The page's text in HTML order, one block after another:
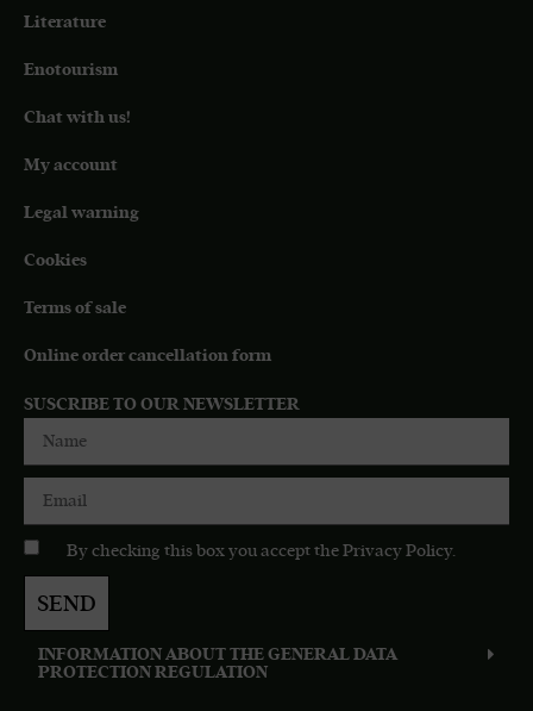
Literature
Enotourism
Chat with us!
My account
Legal warning
Cookies
Terms of sale
Online order cancellation form
SUSCRIBE TO OUR NEWSLETTER
By checking this box you accept the Privacy Policy.
SEND
INFORMATION ABOUT THE GENERAL DATA
PROTECTION REGULATION